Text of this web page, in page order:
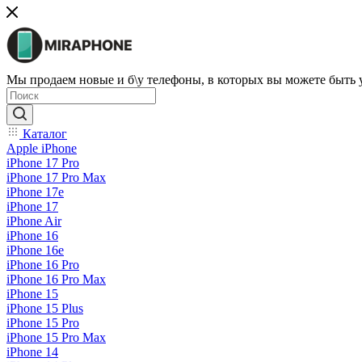
Мы продаем новые и б\у телефоны, в которых вы можете быть
Каталог
Apple iPhone
iPhone 17 Pro
iPhone 17 Pro Max
iPhone 17e
iPhone 17
iPhone Air
iPhone 16
iPhone 16e
iPhone 16 Pro
iPhone 16 Pro Max
iPhone 15
iPhone 15 Plus
iPhone 15 Pro
iPhone 15 Pro Max
iPhone 14